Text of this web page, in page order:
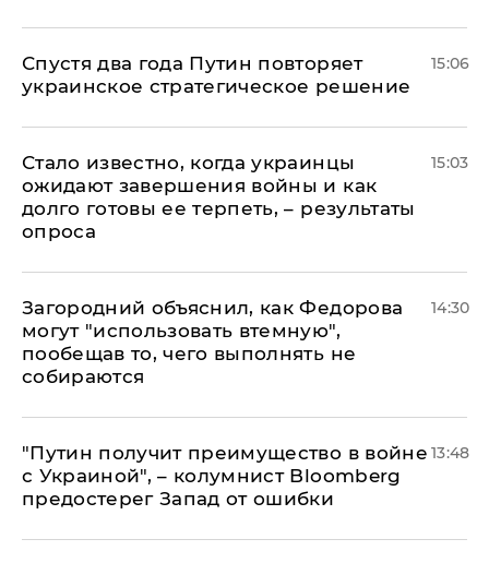
Спустя два года Путин повторяет
украинское стратегическое решение
15:06
Стало известно, когда украинцы
ожидают завершения войны и как
долго готовы ее терпеть, – результаты
опроса
15:03
Загородний объяснил, как Федорова
могут "использовать втемную",
пообещав то, чего выполнять не
собираются
14:30
"Путин получит преимущество в войне
с Украиной", – колумнист Bloomberg
предостерег Запад от ошибки
13:48